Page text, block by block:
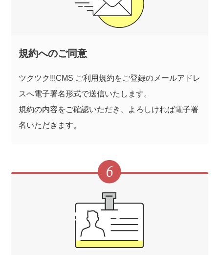
規約へのご同意
ツクツク!!!CMS ご利用規約をご登録のメールアドレ
スへ電子署名形式で送信いたします。
規約の内容をご確認いただき、よろしければ電子署
名いただきます。